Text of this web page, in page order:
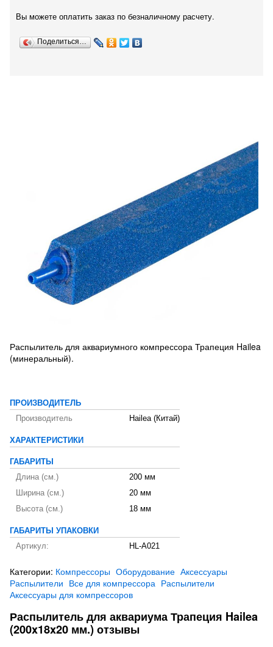
Вы можете оплатить заказ по безналичному расчету.
Поделиться…
Распылитель для аквариумного компрессора Трапеция Hailea
(минеральный).
ПРОИЗВОДИТЕЛЬ
Производитель
Hailea (Китай)
ХАРАКТЕРИСТИКИ
ГАБАРИТЫ
Длина (см.)
200 мм
Ширина (см.)
20 мм
Высота (см.)
18 мм
ГАБАРИТЫ УПАКОВКИ
Артикул:
HL-A021
Категории: Компрессоры Оборудование Аксессуары
Распылители Все для компрессора Распылители
Аксессуары для компрессоров
Распылитель для аквариума Трапеция Hailea
(200x18x20 мм.) отзывы